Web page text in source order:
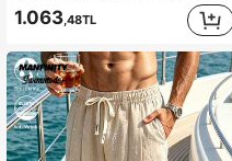
1.063 ,48TL